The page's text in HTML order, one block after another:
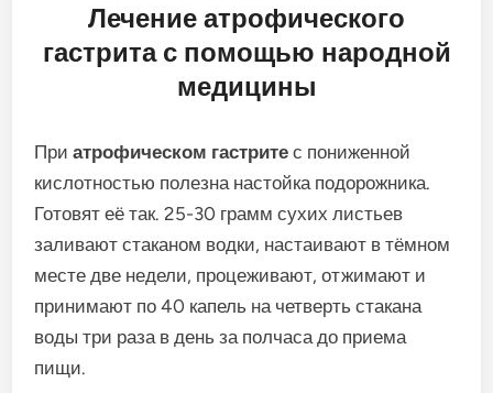
Лечение атрофического
гастрита с помощью народной
медицины
Приатрофическом гастрите с пониженной
кислотностью полезна настойка подорожника.
Готовят её так. 25-30 грамм сухих листьев
заливают стаканом водки, настаивают в тёмном
месте две недели, процеживают, отжимают и
принимают по 40 капель на четверть стакана
воды три раза в день за полчаса до приема
пищи.